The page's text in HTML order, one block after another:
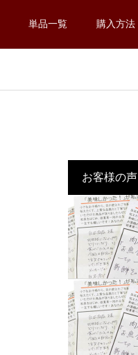
単品一覧 購入方法
お客様の声